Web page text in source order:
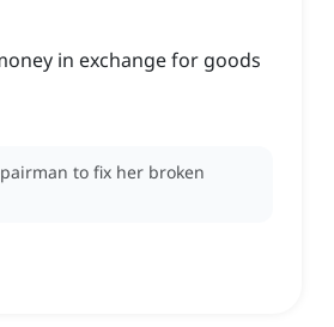
in exchange for goods
to fix her broken